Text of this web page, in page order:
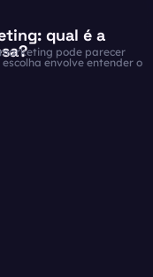
qual é a
pode parecer
envolve entender o